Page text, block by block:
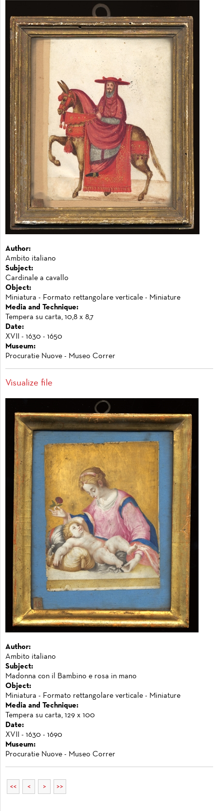
Author:
Ambito italiano
Subject:
Cardinale a cavallo
Object:
Miniatura - Formato rettangolare verticale - Miniature
Media and Technique:
Tempera su carta, 10,8 x 8,7
Date:
XVII - 1630 - 1650
Museum:
Procuratie Nuove - Museo Correr
Visualize file
Author:
Ambito italiano
Subject:
Madonna con il Bambino e rosa in mano
Object:
Miniatura - Formato rettangolare verticale - Miniature
Media and Technique:
Tempera su carta, 129 x 100
Date:
XVII - 1630 - 1690
Museum:
Procuratie Nuove - Museo Correr
<< < > >>